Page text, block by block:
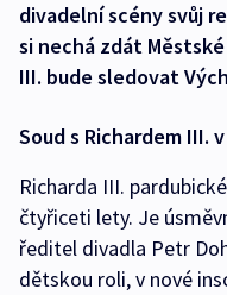
divadelní scény svůj
si nechá zdát
III. bude sledovat
Soud s Richardem III.
Richarda III.
čtyřiceti lety. Je
ředitel divadla Petr
dětskou roli, v nové